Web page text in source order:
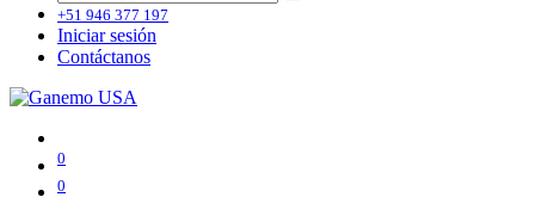
+51 946 377 197
Iniciar sesión
Contáctanos
0
0